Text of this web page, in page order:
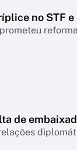
no STF e
de